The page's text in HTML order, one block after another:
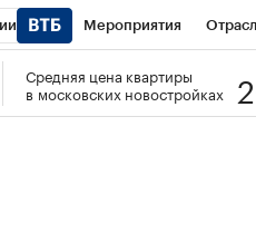
Мероприятия
РБК РБК Образование
Средняя цена квартиры
в московских новостройках